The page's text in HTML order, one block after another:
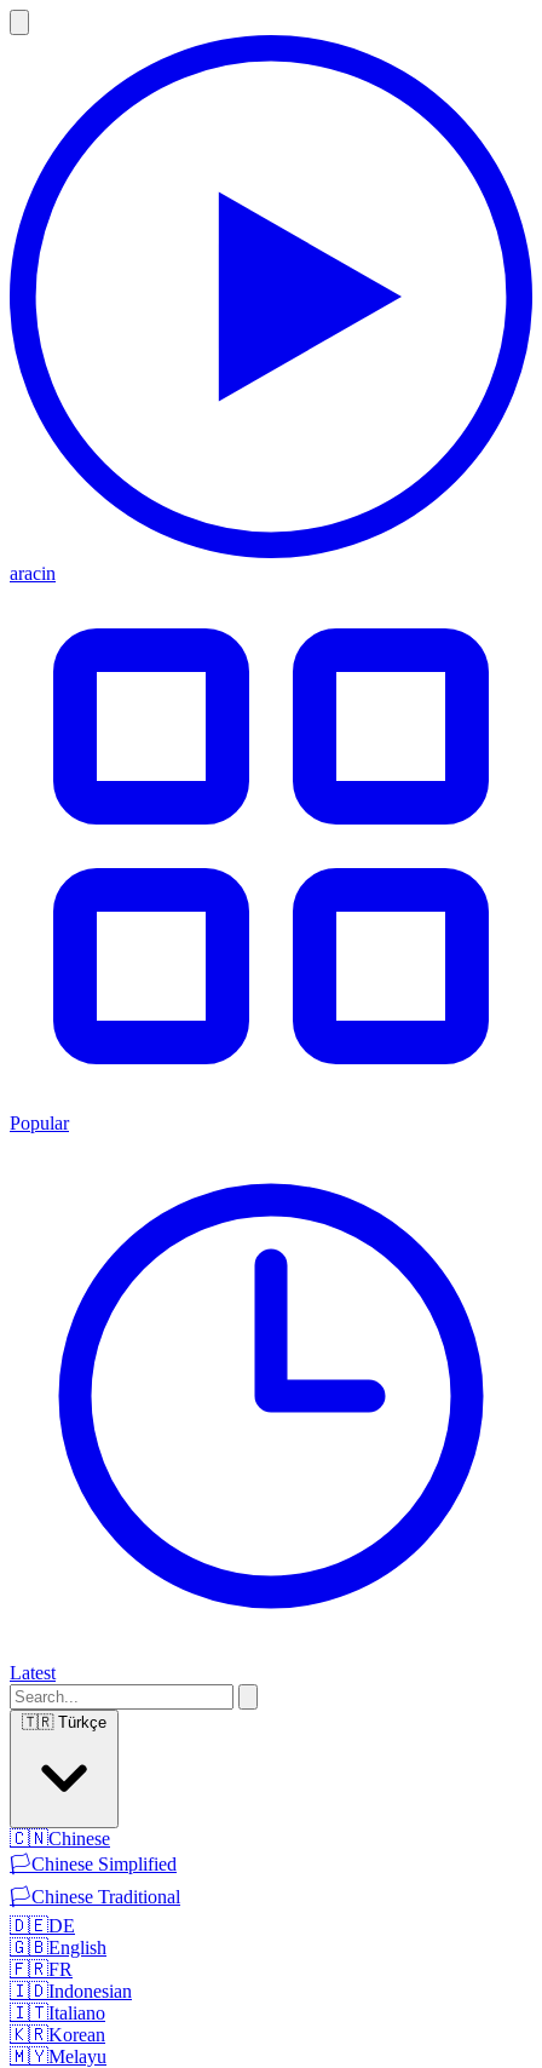
aracin
Popular
Latest
🇹🇷 Türkçe
🇨🇳Chinese
🏳️Chinese Simplified
🏳️Chinese Traditional
🇩🇪DE
🇬🇧English
🇫🇷FR
🇮🇩Indonesian
🇮🇹Italiano
🇰🇷Korean
🇲🇾Melayu